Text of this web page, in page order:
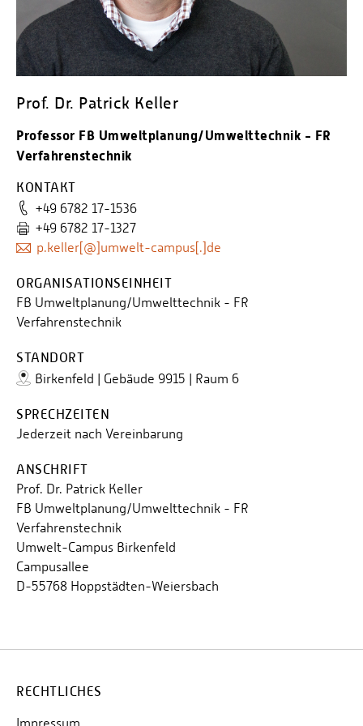
Personalvertretungen
Schwerbehindertenvertretungen
Informationssicherheit
Personalentwicklung
Prof. Dr. Patrick Keller
Professor FB Umweltplanung/Umwelttechnik - FR
Verfahrenstechnik
KONTAKT
+49 6782 17-1536
+49 6782 17-1327
p.keller[@]umwelt-campus[.]de
ORGANISATIONSEINHEIT
FB Umweltplanung/Umwelttechnik - FR
Verfahrenstechnik
STANDORT
Birkenfeld | Gebäude 9915 | Raum 6
SPRECHZEITEN
Jederzeit nach Vereinbarung
ANSCHRIFT
Prof. Dr. Patrick Keller
FB Umweltplanung/Umwelttechnik - FR
Verfahrenstechnik
Umwelt-Campus Birkenfeld
Campusallee
D-55768 Hoppstädten-Weiersbach
RECHTLICHES